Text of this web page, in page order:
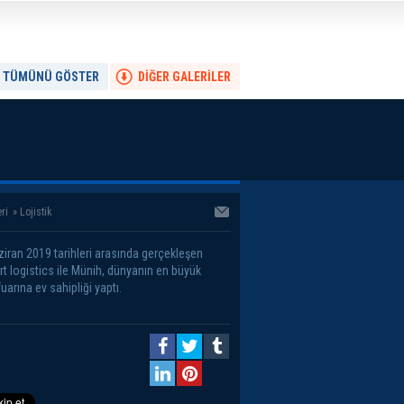
DİĞER GALERİLER
TÜMÜNÜ GÖSTER
» Lojistik
2019 tarihleri arasında gerçekleşen
logistics ile Münih, dünyanın en büyük
ev sahipliği yaptı.